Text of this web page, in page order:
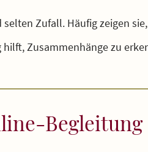
Zufall. Häufig zeigen
Zusammenhänge zu
Begleitung